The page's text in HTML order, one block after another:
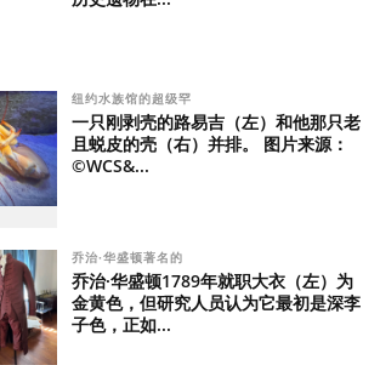
纽约水族馆的超级罕
一只刚剥壳的路易吉（左）和他那只老
且蜕皮的壳（右）并排。 图片来源：
©WCS&...
乔治·华盛顿著名的
乔治·华盛顿1789年就职大衣（左）为
金黄色，但研究人员认为它最初是深李
子色，正如...